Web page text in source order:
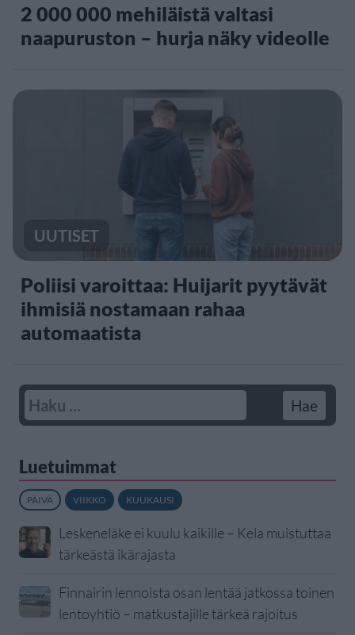
2 000 000 mehiläistä valtasi
naapuruston – hurja näky videolle
UUTISET
Poliisi varoittaa: Huijarit pyytävät
ihmisiä nostamaan rahaa
automaatista
Luetuimmat
PÄIVÄ VIIKKO KUUKAUSI
Leskeneläke ei kuulu kaikille – Kela muistuttaa
tärkeästä ikärajasta
Finnairin lennoista osan lentää jatkossa toinen
lentoyhtiö – matkustajille tärkeä rajoitus